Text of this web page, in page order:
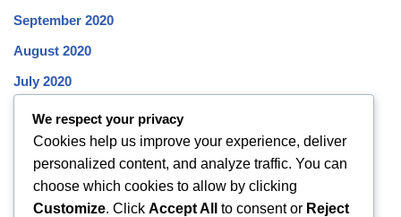
September 2020
August 2020
July 2020
June 2020
May 2020
April 2020
March 2020
We respect your privacy
Cookies help us improve your experience, deliver
personalized content, and analyze traffic. You can
choose which cookies to allow by clicking
Customize. Click Accept All to consent or Reject